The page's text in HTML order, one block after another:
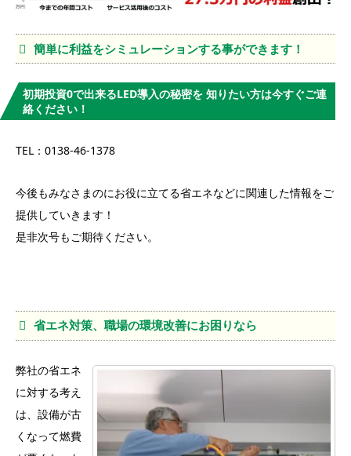
簡単に利益をシミュレーションする事ができます！
初期投資0で出来るLED導入の秘密を 知りたい方は今すぐご連
絡ください！
TEL：0138-46-1378
今後もみなさまのにお役に立てる省エネなどに関連した情報をご
提供していきます！
是非次号もご期待ください。
省エネ対策、職場の環境改善にお困りなら
弊社の省エネ
に対する考え
は、設備が古
くなって燃費